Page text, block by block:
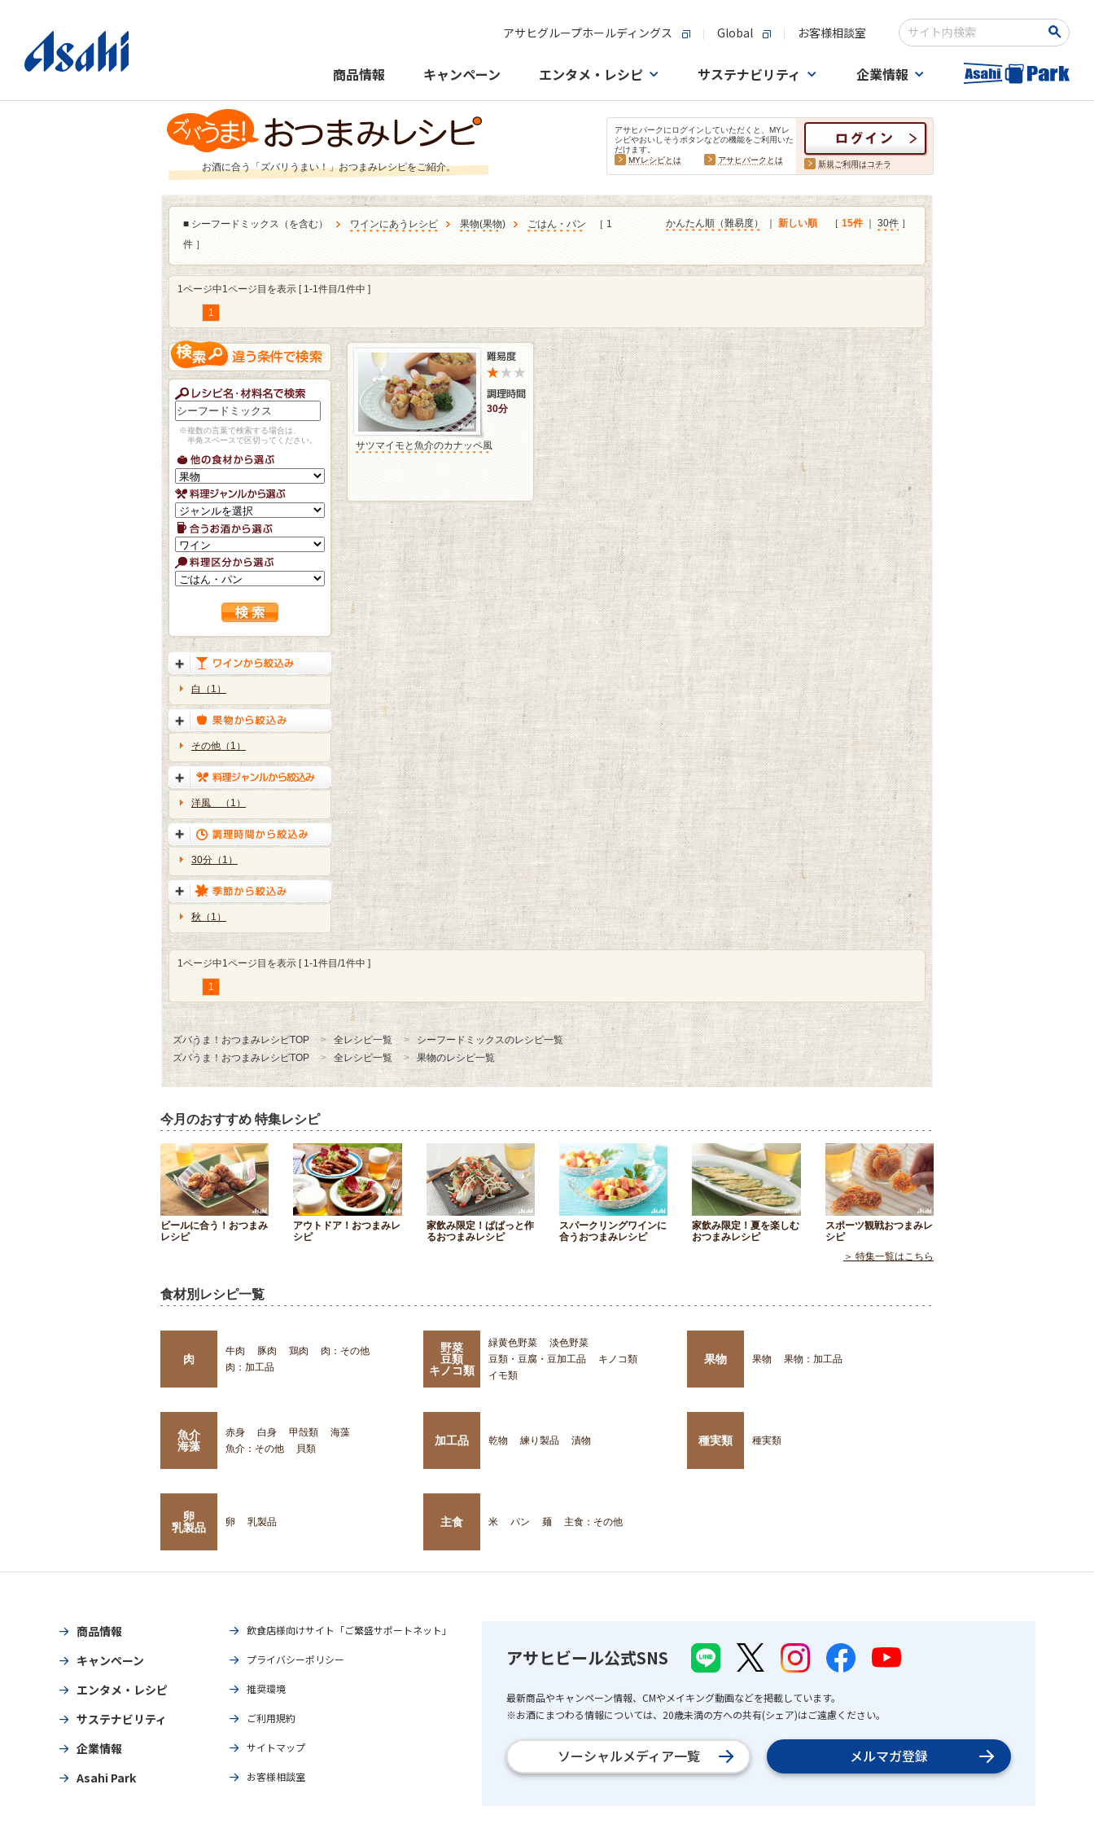
アサヒグループホールディングス Global お客様相談室
検索キーワード入力
商品情報 キャンペーン エンタメ・レシピ サステナビリティ 企業情報
お酒に合う「ズバリうまい！」おつまみレシピをご紹介。
アサヒパークにログインしていただくと、MYレ
シピやおいしそうボタンなどの機能をご利用いた
だけます。
MYレシピとは
アサヒパークとは 新規ご利用はコチラ
■ シーフードミックス（を含む） ワインにあうレシピ 果物(果物) ごはん・パン
［ 1
件 ］
かんたん順（難易度） 新しい順 ［ 15件｜ 30件 ］
1ページ中1ページ目を表示 [ 1-1件目/1件中 ]
1
※複数の言葉で検索する場合は、
半角スペースで区切ってください。
白（1）
その他（1）
洋風 （1）
30分（1）
秋（1）
30分
サツマイモと魚介のカナッペ風
1ページ中1ページ目を表示 [ 1-1件目/1件中 ]
1
ズバうま！おつまみレシピTOP 全レシピ一覧
シーフードミックスのレシピ一覧
ズバうま！おつまみレシピTOP
全レシピ一覧 果物のレシピ一覧
今月のおすすめ 特集レシピ
ビールに合う！おつまみ
レシピ
アウトドア！おつまみレ
シピ
家飲み限定！ぱぱっと作
るおつまみレシピ
スパークリングワインに
合うおつまみレシピ
家飲み限定！夏を楽しむ
おつまみレシピ
スポーツ観戦おつまみレ
シピ
＞ 特集一覧はこちら
食材別レシピ一覧
肉
牛肉 豚肉 鶏肉
肉：その他
肉：加工品
野菜
豆類
キノコ類
緑黄色野菜
淡色野菜
豆類・豆腐・豆加工品
キノコ類
イモ類
果物 果物 果物：加工品
魚介
海藻
赤身 白身 甲殻類
海藻
魚介：その他
貝類
加工品 乾物 練り製品 漬物 種実類 種実類
卵
乳製品
卵 乳製品 主食 米 パン 麺 主食：その他
商品情報
キャンペーン
エンタメ・レシピ
サステナビリティ
企業情報
Asahi Park
飲食店様向けサイト「ご繁盛サポートネット」
プライバシーポリシー
推奨環境
ご利用規約
サイトマップ
お客様相談室
アサヒビール公式SNS
最新商品やキャンペーン情報、CMやメイキング動画などを掲載しています。
※お酒にまつわる情報については、20歳未満の方への共有(シェア)はご遠慮ください。
ソーシャルメディア一覧 メルマガ登録